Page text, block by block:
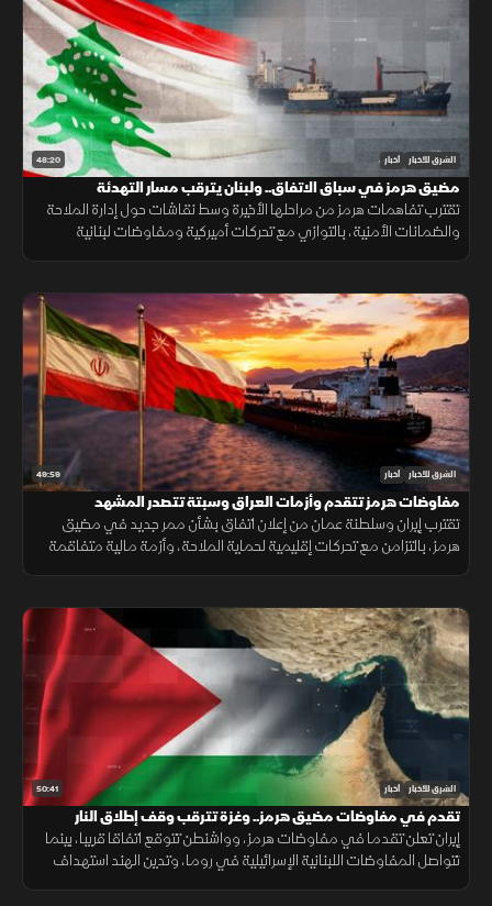
48:20 الشرق للأخبار أخبار
مضيق هرمز في سباق الاتفاق.. ولبنان يترقب مسار التهدئة
تقترب تفاهمات هرمز من مراحلها الأخيرة وسط نقاشات حول إدارة الملاحة
والضمانات الأمنية، بالتوازي مع تحركات أميركية ومفاوضات لبنانية
49:59 الشرق للأخبار أخبار
مفاوضات هرمز تتقدم وأزمات العراق وسبتة تتصدر المشهد
تقترب إيران وسلطنة عمان من إعلان اتفاق بشأن ممر جديد في مضيق
هرمز، بالتزامن مع تحركات إقليمية لحماية الملاحة، وأزمة مالية متفاقمة
50:41 الشرق للأخبار أخبار
تقدم في مفاوضات مضيق هرمز.. وغزة تترقب وقف إطلاق النار
إيران تعلن تقدما في مفاوضات هرمز، وواشنطن تتوقع اتفاقا قريبا، بينما
تتواصل المفاوضات اللبنانية الإسرائيلية في روما، وتدين الهند استهداف